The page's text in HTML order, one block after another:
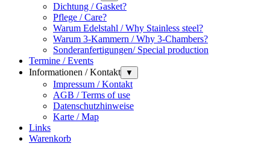
Dichtung / Gasket?
Pflege / Care?
Warum Edelstahl / Why Stainless steel?
Warum 3-Kammern / Why 3-Chambers?
Sonderanfertigungen/ Special production
Termine / Events
Informationen / Kontakt
▼
Impressum / Kontakt
AGB / Terms of use
Datenschutzhinweise
Karte / Map
Links
Warenkorb